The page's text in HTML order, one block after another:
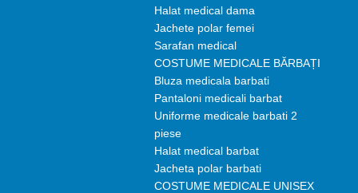
Halat medical dama
Jachete polar femei
Sarafan medical
COSTUME MEDICALE BĂRBAȚI
Bluza medicala barbati
Pantaloni medicali barbat
Uniforme medicale barbati 2
piese
Halat medical barbat
Jacheta polar barbati
COSTUME MEDICALE UNISEX